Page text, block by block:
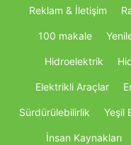
Reklam & İletişim
100 makale
Hidroelektrik
Elektrikli Araçlar
Sürdürülebilirlik Yeşil
İnsan Kaynakları